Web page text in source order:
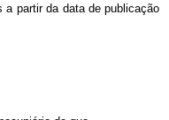
a partir da data de publicação